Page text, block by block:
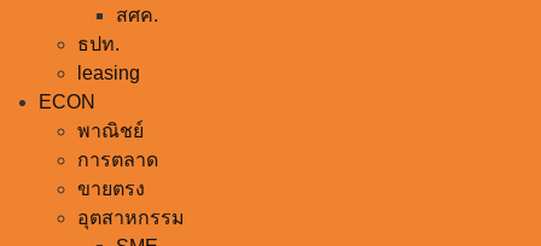
สรรพกร
ศุลกากร
บัญชีกลาง
หนี้สาธารณะ
สศค.
ธปท.
leasing
ECON